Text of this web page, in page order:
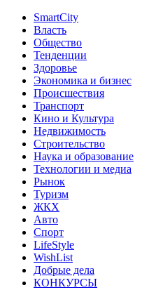
SmartCity
Власть
Общество
Тенденции
Здоровье
Экономика и бизнес
Происшествия
Транспорт
Кино и Культура
Недвижимость
Строительство
Наука и образование
Технологии и медиа
Рынок
Туризм
ЖКХ
Авто
Спорт
LifeStyle
WishList
Добрые дела
КОНКУРСЫ